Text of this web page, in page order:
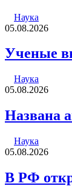
Наука
05.08.2026
Ученые
Наука
05.08.2026
Названа
Наука
05.08.2026
В РФ